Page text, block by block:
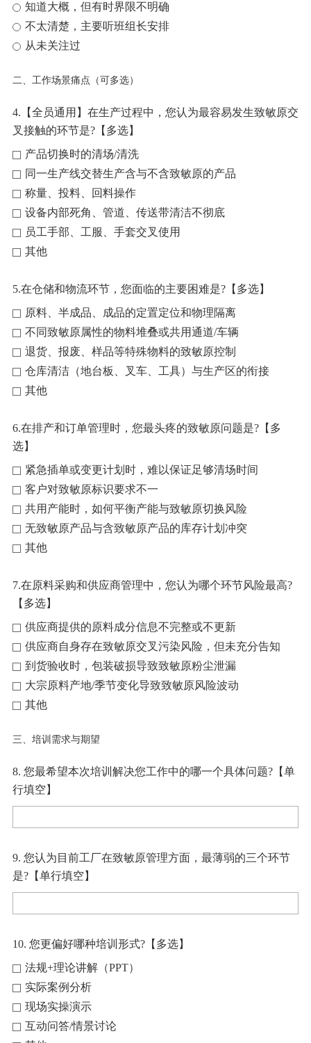
知道大概，但有时界限不明确
不太清楚，主要听班组长安排
从未关注过
二、工作场景痛点（可多选）
4.【全员通用】在生产过程中，您认为最容易发生致敏原交
叉接触的环节是?【多选】
产品切换时的清场/清洗
同一生产线交替生产含与不含致敏原的产品
称量、投料、回料操作
设备内部死角、管道、传送带清洁不彻底
员工手部、工服、手套交叉使用
其他
5.在仓储和物流环节，您面临的主要困难是?【多选】
原料、半成品、成品的定置定位和物理隔离
不同致敏原属性的物料堆叠或共用通道/车辆
退货、报废、样品等特殊物料的致敏原控制
仓库清洁（地台板、叉车、工具）与生产区的衔接
其他
6.在排产和订单管理时，您最头疼的致敏原问题是?【多
选】
紧急插单或变更计划时，难以保证足够清场时间
客户对致敏原标识要求不一
共用产能时，如何平衡产能与致敏原切换风险
无致敏原产品与含致敏原产品的库存计划冲突
其他
7.在原料采购和供应商管理中，您认为哪个环节风险最高?
【多选】
供应商提供的原料成分信息不完整或不更新
供应商自身存在致敏原交叉污染风险，但未充分告知
到货验收时，包装破损导致致敏原粉尘泄漏
大宗原料产地/季节变化导致致敏原风险波动
其他
三、培训需求与期望
8. 您最希望本次培训解决您工作中的哪一个具体问题?【单
行填空】
9. 您认为目前工厂在致敏原管理方面，最薄弱的三个环节
是?【单行填空】
10. 您更偏好哪种培训形式?【多选】
法规+理论讲解（PPT）
实际案例分析
现场实操演示
互动问答/情景讨论